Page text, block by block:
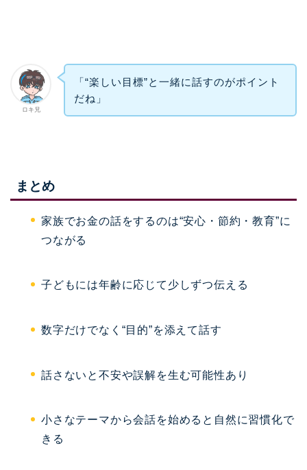
ロキ兄
「“楽しい目標”と一緒に話すのがポイント
だね」
まとめ
家族でお金の話をするのは“安心・節約・教育”に
つながる
子どもには年齢に応じて少しずつ伝える
数字だけでなく“目的”を添えて話す
話さないと不安や誤解を生む可能性あり
小さなテーマから会話を始めると自然に習慣化で
きる